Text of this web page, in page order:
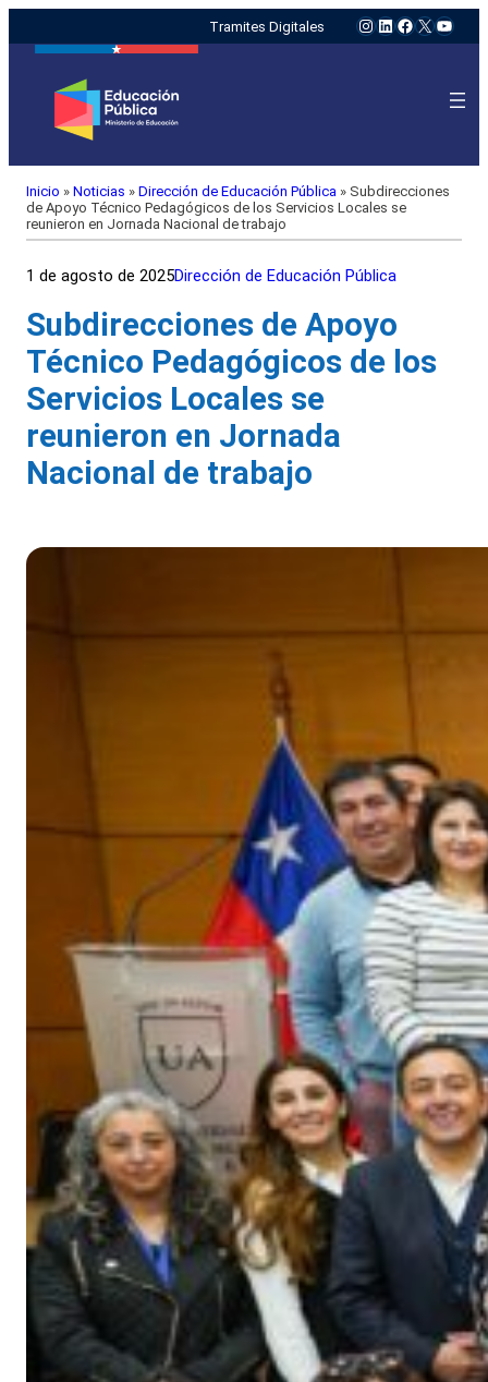
Tramites Digitales Instagram
LinkedIn
Facebook
X
Inicio » Noticias » Dirección de Educación Pública » Subdirecciones
de Apoyo Técnico Pedagógicos de los Servicios Locales se
reunieron en Jornada Nacional de trabajo
1 de agosto de 2025Dirección de Educación Pública
Subdirecciones de Apoyo
Técnico Pedagógicos de los
Servicios Locales se
reunieron en Jornada
Nacional de trabajo